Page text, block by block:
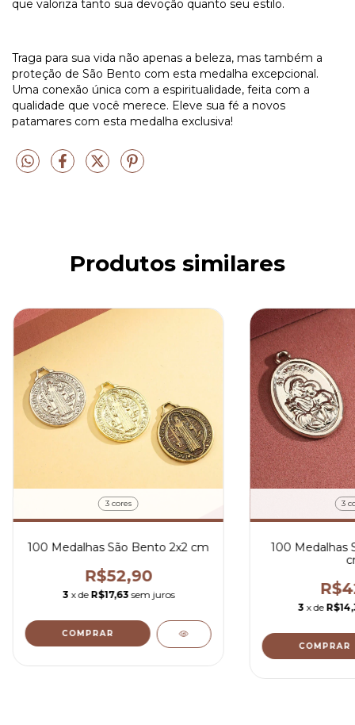
que valoriza tanto sua devoção quanto seu estilo.
Traga para sua vida não apenas a beleza, mas também a
proteção de São Bento com esta medalha excepcional.
Uma conexão única com a espiritualidade, feita com a
qualidade que você merece. Eleve sua fé a novos
patamares com esta medalha exclusiva!
Produtos similares
3 cores
100 Medalhas São Bento 2x2 cm
R$52,90
3 x de R$17,63 sem juros
COMPRAR
3
100 Medalhas
3 x de
COMPRAR